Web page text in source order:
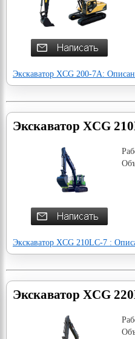
Экскаватор XCG 200-7A:
Экскаватор XCG
Экскаватор XCG 210LC-7 :
Экскаватор XCG